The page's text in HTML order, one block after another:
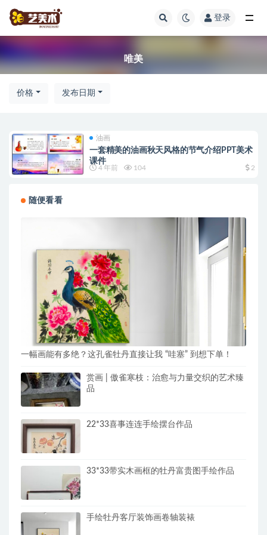
登录
唯美
价格 发布日期
油画
一套精美的油画秋天风格的节气介绍PPT美术
课件
4 年前 104 2
随便看看
一幅画能有多绝？这孔雀牡丹直接让我 “哇塞” 到想下单！
赏画 | 傲雀寒枝：治愈与力量交织的艺术臻
品
22*33喜事连连手绘摆台作品
33*33带实木画框的牡丹富贵图手绘作品
手绘牡丹客厅装饰画卷轴装裱